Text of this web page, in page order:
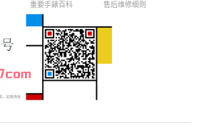
重要手錶百科 售后维修细则